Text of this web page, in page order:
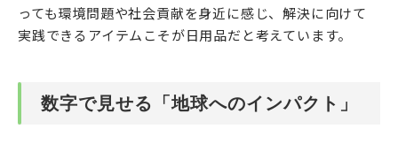
っても環境問題や社会貢献を身近に感じ、解決に向けて
実践できるアイテムこそが日用品だと考えています。
数字で見せる「地球へのインパクト」